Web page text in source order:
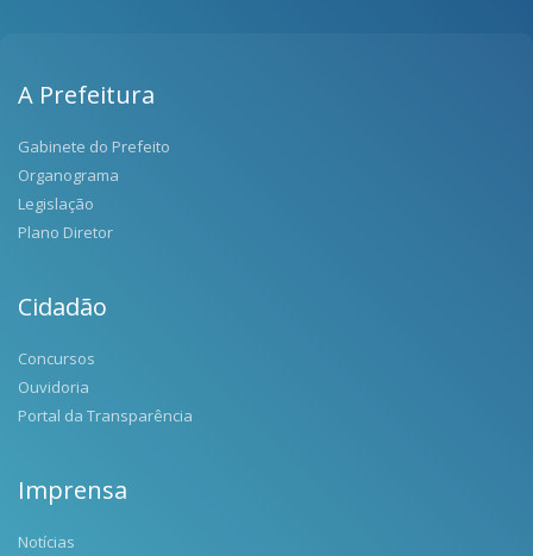
A Prefeitura
Gabinete do Prefeito
Organograma
Legislação
Plano Diretor
Cidadão
Concursos
Ouvidoria
Portal da Transparência
Imprensa
Notícias